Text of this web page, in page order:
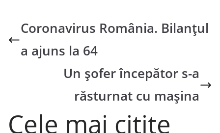
Coronavirus România. Bilanțul
a ajuns la 64
Un şofer începător s-a
răsturnat cu maşina
Cele mai citite